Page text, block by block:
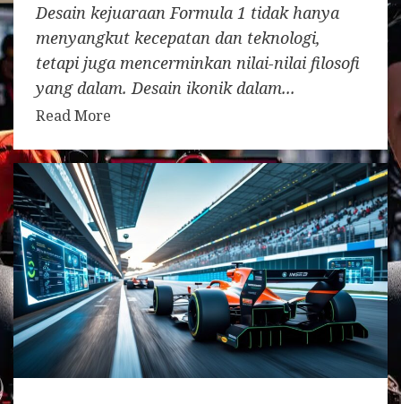
Desain kejuaraan Formula 1 tidak hanya
menyangkut kecepatan dan teknologi,
tetapi juga mencerminkan nilai-nilai filosofi
yang dalam. Desain ikonik dalam...
Read More